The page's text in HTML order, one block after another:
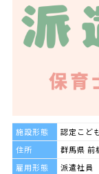
施設形態
認定こど
住所
群馬県 前
雇用形態
派遣社員